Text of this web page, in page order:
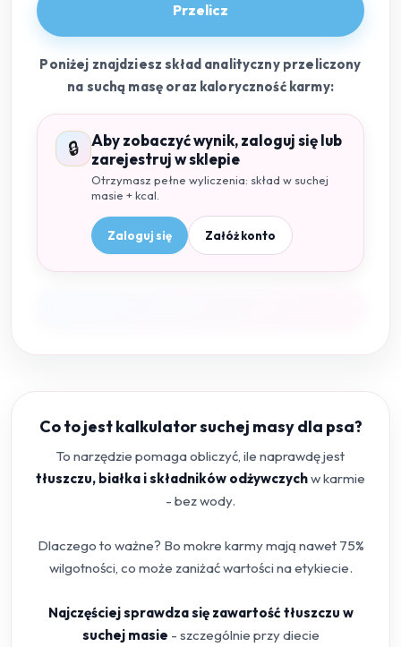
Przelicz
Poniżej znajdziesz skład analityczny przeliczony
na suchą masę oraz kaloryczność karmy:
🔒
Aby zobaczyć wynik, zaloguj się lub
zarejestruj w sklepie
Otrzymasz pełne wyliczenia: skład w suchej
masie + kcal.
Zaloguj się Załóż konto
Co to jest kalkulator suchej masy dla psa?
To narzędzie pomaga obliczyć, ile naprawdę jest
tłuszczu, białka i składników odżywczychw karmie
- bez wody.
Dlaczego to ważne? Bo mokre karmy mają nawet 75%
wilgotności, co może zaniżać wartości na etykiecie.
Najczęściej sprawdza się zawartość tłuszczu w
suchej masie - szczególnie przy diecie